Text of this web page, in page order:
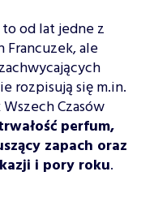
od lat jedne z
ale
rozpisują się m.in.
Czasów
perfum,
zapach oraz
i pory roku.